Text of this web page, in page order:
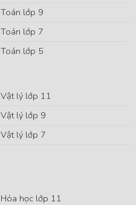
Toán lớp 9
Toán lớp 7
Toán lớp 5
Vật lý lớp 11
Vật lý lớp 9
Vật lý lớp 7
Hóa học lớp 11